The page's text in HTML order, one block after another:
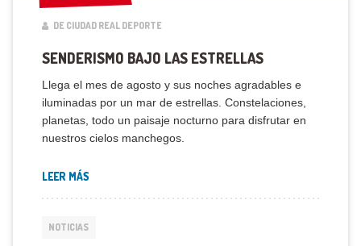
DE CIUDAD REAL DEPORTE
SENDERISMO BAJO LAS ESTRELLAS
Llega el mes de agosto y sus noches agradables e
iluminadas por un mar de estrellas. Constelaciones,
planetas, todo un paisaje nocturno para disfrutar en
nuestros cielos manchegos.
LEER MÁS
NOTICIAS